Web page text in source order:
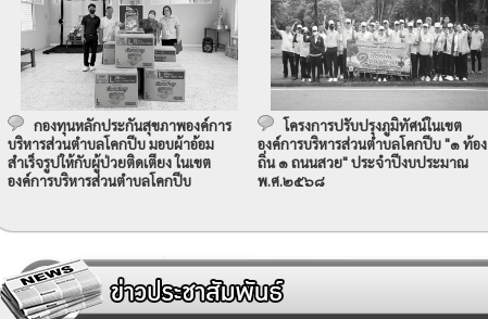
กองทุนหลักประกันสุขภาพองค์การ
บริหารส่วนตำบลโคกปีบ มอบผ้าอ้อม
สำเร็จรูปให้กับผู้ป่วยติดเตียง ในเขต
องค์การบริหารส่วนตำบลโคกปีบ
โครงการปรับปรุงภูมิทัศน์ในเขต
องค์การบริหารส่วนตำบลโคกปีบ "๑ ท้อง
ถิ่น ๑ ถนนสวย" ประจำปีงบประมาณ
พ.ศ.๒๕๖๘